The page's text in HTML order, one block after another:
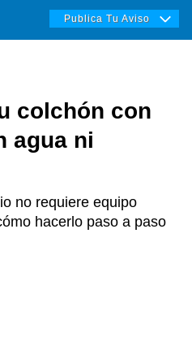
Publica Tu Aviso
colchón con
agua ni
no requiere equipo
hacerlo paso a paso